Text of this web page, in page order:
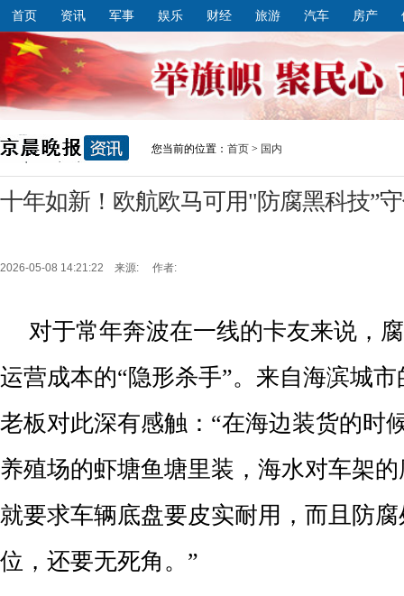
首页 资讯 军事 娱乐 财经 旅游 汽车 房产
您当前的位置： 首页 > 国内
十年如新！欧航欧马可用"防腐黑科技”
2026-05-08 14:21:22 来源: 作者:
对于常年奔波在一线的卡友来说，
运营成本的“隐形杀手”。来自海滨城
老板对此深有感触：“在海边装货的时
养殖场的虾塘鱼塘里装，海水对车架
就要求车辆底盘要皮实耐用，而且防
位，还要无死角。”